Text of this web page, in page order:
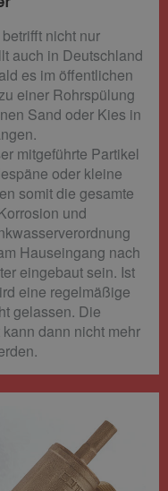
nicht nur
auch in Deutschland
es im öffentlichen
einer Rohrspülung
Sand oder Kies in
mitgeführte Partikel
oder kleine
somit die gesamte
und
Hauseingang nach
eingebaut sein. Ist
eine regelmäßige
gelassen. Die
dann nicht mehr